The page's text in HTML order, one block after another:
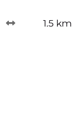
events1.5 km